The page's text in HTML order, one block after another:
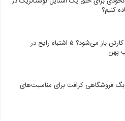
کنیم؟
چرا چسب روی کارتن باز می‌شود؟ ۵ اشتباه رایج در
پهن
بگ فروشگاهی کرافت برای مناسبت‌های